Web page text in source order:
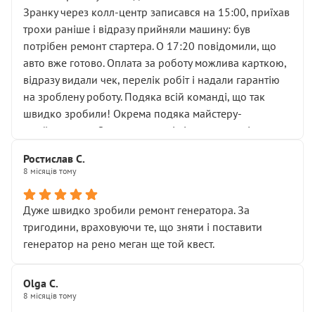
вас стартер, і тоді сервіс наче справив хороше
враження. Але згодом знайшов декілька гайок під
лобовим склом. Мені пояснили, що це “старі гайки, які
відкручували”, і попросили не хвилюватися. ( надіюсь
новий власник, не застяг в полі))
Але після нинішнього візиту такі дрібниці вже не
здаються дрібницями.
Я — клієнт, який працює на довірі, і саме її цей сервіс
Хотілося б більше:
• належної уваги до авто
• прозорості в роботах і рахунках
• реальної діагностики, а не формального
“подивились і поїхав”
На жаль, складається враження, що сервіс працює не
Стосовно комунікації - все добре
Зранку через колл-центр записався на 15:00, приїхав
трохи раніше і відразу прийняли машину: був
потрібен ремонт стартера. О 17:20 повідомили, що
авто вже готово. Оплата за роботу можлива карткою,
відразу видали чек, перелік робіт і надали гарантію
на зроблену роботу. Подяка всій команді, що так
швидко зробили! Окрема подяка майстеру-
приймальнику Олександру: всі чітко та по суті.
звертатися до цього автосервісу.
Ростислав С.
8 місяців тому
Дуже швидко зробили ремонт генератора. За
тригодини, враховуючи те, що зняти і поставити
генератор на рено меган ще той квест.
Olga С.
8 місяців тому